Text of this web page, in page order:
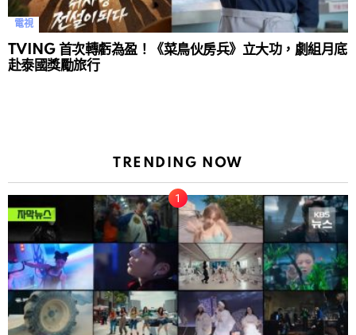
電視
TVING 首次轉虧為盈！《菜鳥伙房兵》立大功，劇組月底
赴泰國獎勵旅行
TRENDING NOW